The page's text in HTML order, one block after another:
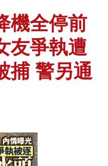
機全停前
友爭執遭
捕 警另通